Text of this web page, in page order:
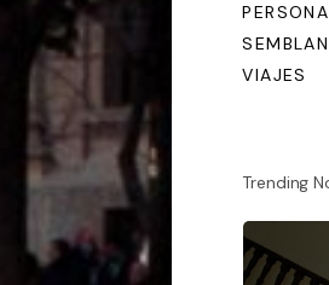
VIAJES
Trending